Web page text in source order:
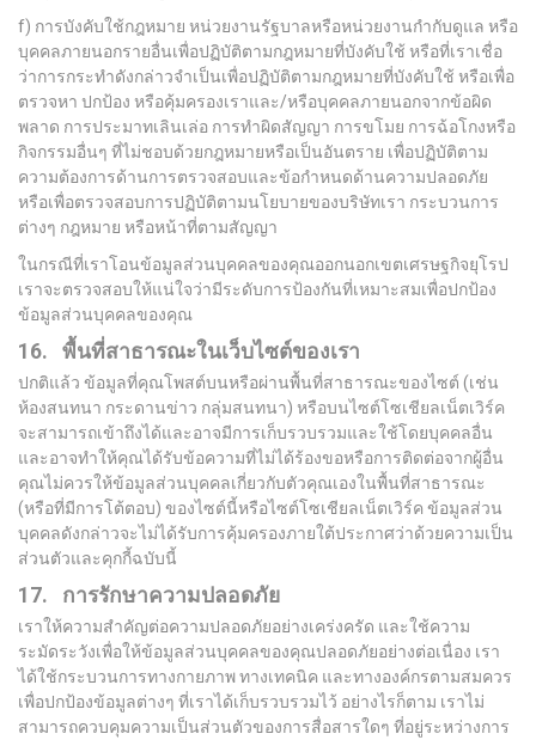
f) การบังคับใช้กฎหมาย หน่วยงานรัฐบาลหรือหน่วยงานกำกับดูแล หรือ
บุคคลภายนอกรายอื่นเพื่อปฏิบัติตามกฎหมายที่บังคับใช้ หรือที่เราเชื่อ
ว่าการกระทำดังกล่าวจำเป็นเพื่อปฏิบัติตามกฎหมายที่บังคับใช้ หรือเพื่อ
ตรวจหา ปกป้อง หรือคุ้มครองเราและ/หรือบุคคลภายนอกจากข้อผิด
พลาด การประมาทเลินเล่อ การทำผิดสัญญา การขโมย การฉ้อโกงหรือ
กิจกรรมอื่นๆ ที่ไม่ชอบด้วยกฎหมายหรือเป็นอันตราย เพื่อปฏิบัติตาม
ความต้องการด้านการตรวจสอบและข้อกำหนดด้านความปลอดภัย
หรือเพื่อตรวจสอบการปฏิบัติตามนโยบายของบริษัทเรา กระบวนการ
ต่างๆ กฎหมาย หรือหน้าที่ตามสัญญา
ในกรณีที่เราโอนข้อมูลส่วนบุคคลของคุณออกนอกเขตเศรษฐกิจยุโรป
เราจะตรวจสอบให้แน่ใจว่ามีระดับการป้องกันที่เหมาะสมเพื่อปกป้อง
ข้อมูลส่วนบุคคลของคุณ
16. พื้นที่สาธารณะในเว็บไซต์ของเรา
ปกติแล้ว ข้อมูลที่คุณโพสต์บนหรือผ่านพื้นที่สาธารณะของไซต์ (เช่น
ห้องสนทนา กระดานข่าว กลุ่มสนทนา) หรือบนไซต์โซเชียลเน็ตเวิร์ค
จะสามารถเข้าถึงได้และอาจมีการเก็บรวบรวมและใช้โดยบุคคลอื่น
และอาจทำให้คุณได้รับข้อความที่ไม่ได้ร้องขอหรือการติดต่อจากผู้อื่น
คุณไม่ควรให้ข้อมูลส่วนบุคคลเกี่ยวกับตัวคุณเองในพื้นที่สาธารณะ
(หรือที่มีการโต้ตอบ) ของไซต์นี้หรือไซต์โซเชียลเน็ตเวิร์ค ข้อมูลส่วน
บุคคลดังกล่าวจะไม่ได้รับการคุ้มครองภายใต้ประกาศว่าด้วยความเป็น
ส่วนตัวและคุกกี้ฉบับนี้
17. การรักษาความปลอดภัย
เราให้ความสำคัญต่อความปลอดภัยอย่างเคร่งครัด และใช้ความ
ระมัดระวังเพื่อให้ข้อมูลส่วนบุคคลของคุณปลอดภัยอย่างต่อเนื่อง เรา
ได้ใช้กระบวนการทางกายภาพ ทางเทคนิค และทางองค์กรตามสมควร
เพื่อปกป้องข้อมูลต่างๆ ที่เราได้เก็บรวบรวมไว้ อย่างไรก็ตาม เราไม่
สามารถควบคุมความเป็นส่วนตัวของการสื่อสารใดๆ ที่อยู่ระหว่างการ